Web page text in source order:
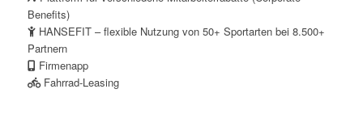
Benefits)
HANSEFIT – flexible Nutzung von 50+ Sportarten bei 8.500+
Partnern
Firmenapp
Fahrrad-Leasing